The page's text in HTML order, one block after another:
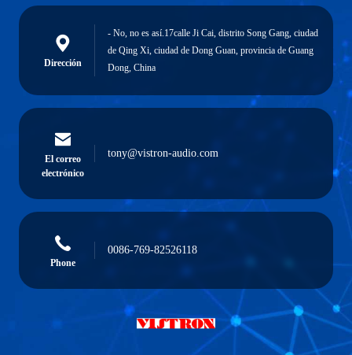
Dirección
- No, no es así.17calle Ji Cai, distrito Song Gang, ciudad
de Qing Xi, ciudad de Dong Guan, provincia de Guang
Dong, China
El correo
electrónico
tony@vistron-audio.com
Phone
0086-769-82526118